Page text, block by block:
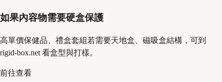
如果內容物需要硬盒保護
高單價保健品、禮盒套組若需要天地盒、磁吸盒結構，可到
rigid-box.net 看盒型與打樣。
前往查看